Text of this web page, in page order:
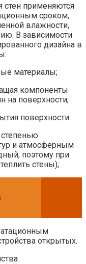
стен применяются
сроком,
влажности,
В зависимости
дизайна в
материалы;
компоненты
на поверхности;
поверхности
и атмосферным
поэтому при
стены);
открытых.